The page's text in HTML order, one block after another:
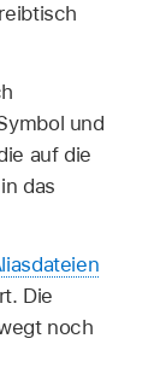
und
auf die
das
Die
noch